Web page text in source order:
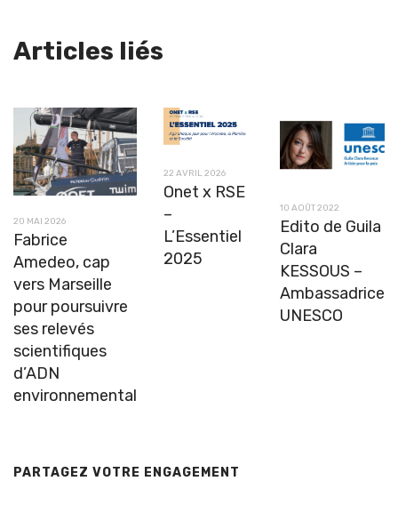
Articles liés
20 MAI 2026
Fabrice
Amedeo, cap
vers Marseille
pour poursuivre
ses relevés
scientifiques
d’ADN
environnemental
22 AVRIL 2026
Onet x RSE
–
L’Essentiel
2025
10 AOÛT 2022
Edito de Guila
Clara
KESSOUS –
Ambassadrice
UNESCO
PARTAGEZ VOTRE ENGAGEMENT